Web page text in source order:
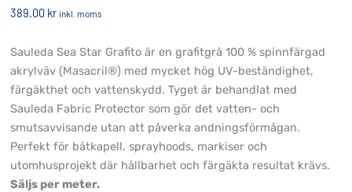
389.00 kr inkl. moms
Sauleda Sea Star Grafito är en grafitgrå 100 % spinnfärgad
akrylväv (Masacril®) med mycket hög UV-beständighet,
färgäkthet och vattenskydd. Tyget är behandlat med
Sauleda Fabric Protector som gör det vatten- och
smutsavvisande utan att påverka andningsförmågan.
Perfekt för båtkapell, sprayhoods, markiser och
utomhusprojekt där hållbarhet och färgäkta resultat krävs.
Säljs per meter.